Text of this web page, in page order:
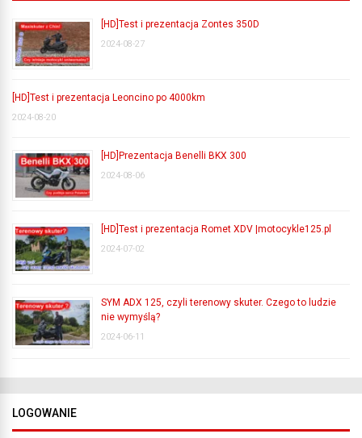
[HD]Test i prezentacja Zontes 350D
2024-08-27
[HD]Test i prezentacja Leoncino po 4000km
2024-08-20
[HD]Prezentacja Benelli BKX 300
2024-08-06
[HD]Test i prezentacja Romet XDV |motocykle125.pl
2024-07-02
SYM ADX 125, czyli terenowy skuter. Czego to ludzie
nie wymyślą?
2024-06-11
LOGOWANIE